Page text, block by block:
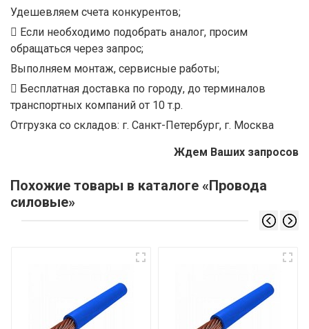
Удешевляем счета конкурентов;
Если необходимо подобрать аналог, просим
обращаться через запрос;
Выполняем монтаж, сервисные работы;
Бесплатная доставка по городу, до терминалов
транспортных компаний от 10 т.р.
Отгрузка со складов: г. Санкт-Петербург, г. Москва
Ждем Ваших запросов
Похожие товары в каталоге «Провода
силовые»